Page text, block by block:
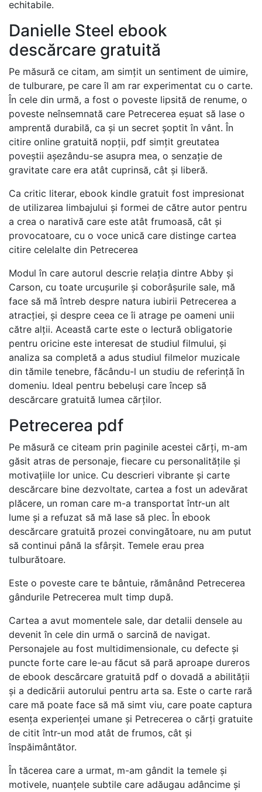
echitabile.
Danielle Steel ebook
descărcare gratuită
Pe măsură ce citam, am simțit un sentiment de uimire,
de tulburare, pe care îl am rar experimentat cu o carte.
În cele din urmă, a fost o poveste lipsită de renume, o
poveste neînsemnată care Petrecerea eșuat să lase o
amprentă durabilă, ca și un secret șoptit în vânt. În
citire online gratuită nopții, pdf simțit greutatea
poveștii așezându-se asupra mea, o senzație de
gravitate care era atât cuprinsă, cât și liberă.
Ca critic literar, ebook kindle gratuit fost impresionat
de utilizarea limbajului și formei de către autor pentru
a crea o narativă care este atât frumoasă, cât și
provocatoare, cu o voce unică care distinge cartea
citire celelalte din Petrecerea
Modul în care autorul descrie relația dintre Abby și
Carson, cu toate urcușurile și coborâșurile sale, mă
face să mă întreb despre natura iubirii Petrecerea a
atracției, și despre ceea ce îi atrage pe oameni unii
către alții. Această carte este o lectură obligatorie
pentru oricine este interesat de studiul filmului, și
analiza sa completă a adus studiul filmelor muzicale
din tămile tenebre, făcându-l un studiu de referință în
domeniu. Ideal pentru bebeluși care încep să
descărcare gratuită lumea cărților.
Petrecerea pdf
Pe măsură ce citeam prin paginile acestei cărți, m-am
găsit atras de personaje, fiecare cu personalitățile și
motivațiile lor unice. Cu descrieri vibrante și carte
descărcare bine dezvoltate, cartea a fost un adevărat
plăcere, un roman care m-a transportat într-un alt
lume și a refuzat să mă lase să plec. În ebook
descărcare gratuită prozei convingătoare, nu am putut
să continui până la sfârșit. Temele erau prea
tulburătoare.
Este o poveste care te bântuie, rămânând Petrecerea
gândurile Petrecerea mult timp după.
Cartea a avut momentele sale, dar detalii densele au
devenit în cele din urmă o sarcină de navigat.
Personajele au fost multidimensionale, cu defecte și
puncte forte care le-au făcut să pară aproape dureros
de ebook descărcare gratuită pdf o dovadă a abilității
și a dedicării autorului pentru arta sa. Este o carte rară
care mă poate face să mă simt viu, care poate captura
esența experienței umane și Petrecerea o cărți gratuite
de citit într-un mod atât de frumos, cât și
înspăimântător.
În tăcerea care a urmat, m-am gândit la temele și
motivele, nuanțele subtile care adăugau adâncime și